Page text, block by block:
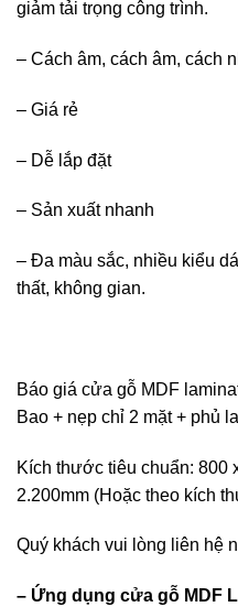
giảm tải trọng công trình.
– Cách âm, cách âm, cách
– Giá rẻ
– Dễ lắp đặt
– Sản xuất nhanh
– Đa màu sắc, nhiều kiểu
thất, không gian.
Báo giá cửa gỗ MDF
Bao + nẹp chỉ 2 mặt + phủ
Kích thước tiêu chuẩn: 800
2.200mm (Hoặc theo kích
Quý khách vui lòng liên hệ
– Ứng dụng cửa gỗ MDF